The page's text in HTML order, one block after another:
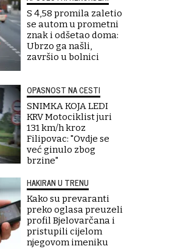
S 4,58 promila zaletio
se autom u prometni
znak i odšetao doma:
Ubrzo ga našli,
završio u bolnici
OPASNOST NA CESTI
SNIMKA KOJA LEDI
KRV Motociklist juri
131 km/h kroz
Filipovac: "Ovdje se
već ginulo zbog
brzine"
HAKIRAN U TRENU
Kako su prevaranti
preko oglasa preuzeli
profil Bjelovarčana i
pristupili cijelom
njegovom imeniku